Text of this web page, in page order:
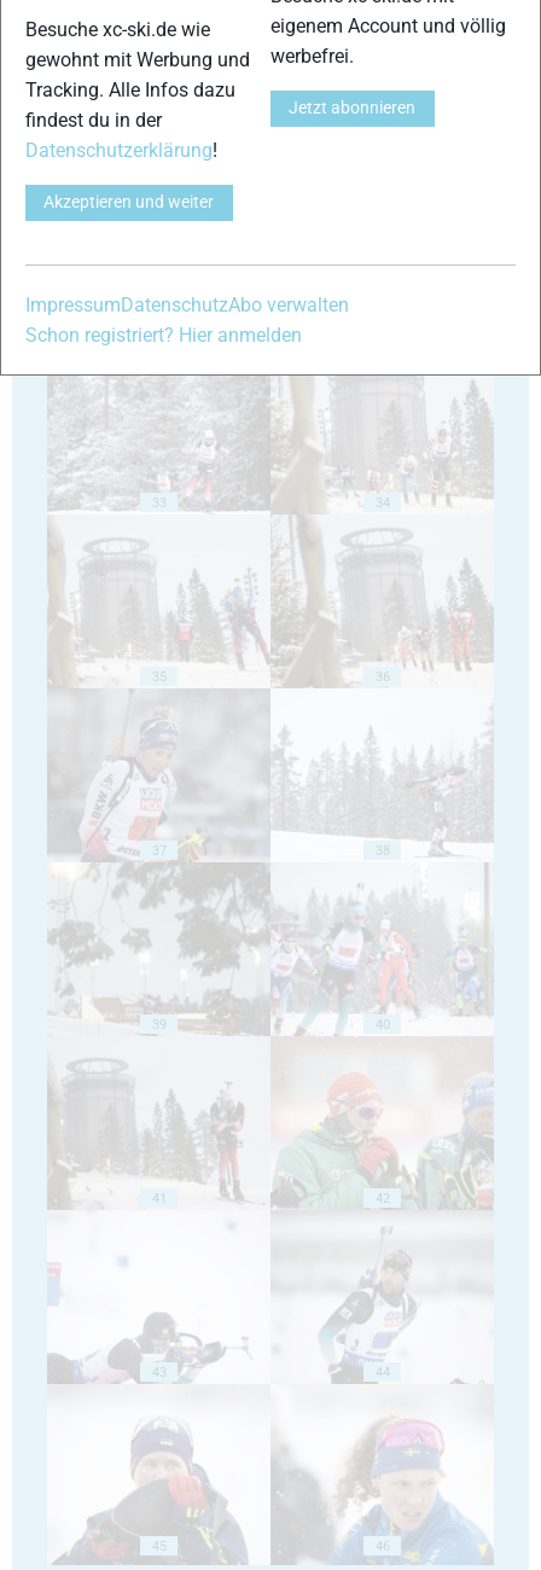
29
31
33 34
35 36
37 38
39 40
41 42
43 44
45 46
Besuche xc-ski.de wie
gewohnt mit Werbung und
Tracking. Alle Infos dazu
findest du in der
Datenschutzerklärung!
Akzeptieren und weiter
eigenem Account und völlig
werbefrei.
Jetzt abonnieren
Impressum DatenschutzAbo verwalten
Schon registriert? Hier anmelden